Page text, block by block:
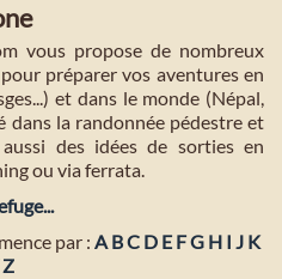
vous propose de nombreux
préparer vos aventures en
et dans le monde (Népal,
dans la randonnée pédestre et
des idées de sorties en
ou via ferrata.
par : A BC D E FG H I J K
Z